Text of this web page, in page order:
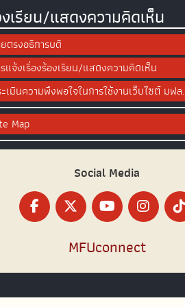
เรียน/แสดงความคิดเห็น
ตรงอธิการบดี
แจ้งเรื่องร้องเรียน/แสดงความคิดเห็น
เมินความพึงพอใจในการใช้งานเว็บไซต์ มฟล.
Map
Social Media
MFUconnect